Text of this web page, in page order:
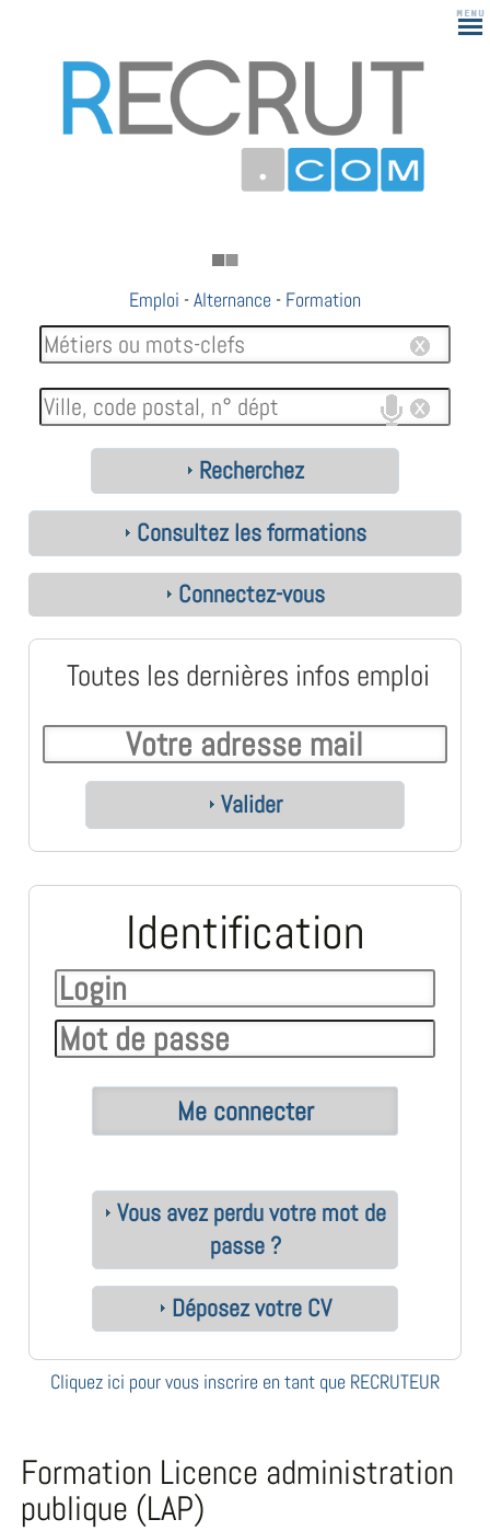
Emploi -Alternance - Formation
Recherchez
Consultez les formations
Connectez-vous
Toutes les dernières infos emploi
Valider
Identification
Vous avez perdu votre mot de
passe ?
Déposez votre CV
Cliquez ici pour vous inscrire en tant que RECRUTEUR
Formation Licence administration
publique (LAP)